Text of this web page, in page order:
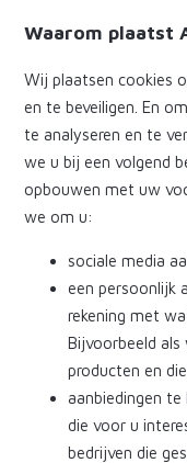
Waarom plaatst
Wij plaatsen cookies
en te beveiligen. En
te analyseren en te
we u bij een volgend
opbouwen met uw
we om u:
sociale media
een persoonlijk
rekening met
Bijvoorbeeld
producten en
aanbiedingen
die voor u
bedrijven die